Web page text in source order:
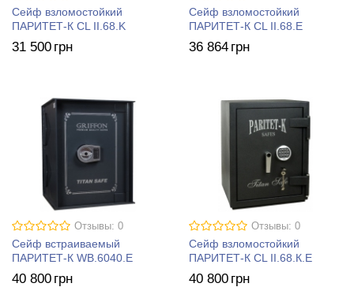
Сейф взломостойкий
ПАРИТЕТ-К CL II.68.K
31 500 грн
Сейф взломостойкий
ПАРИТЕТ-К CL II.68.E
36 864 грн
Отзывы: 0
Сейф встраиваемый
ПАРИТЕТ-К WB.6040.E
40 800 грн
Отзывы: 0
Сейф взломостойкий
ПАРИТЕТ-К CL II.68.К.E
40 800 грн